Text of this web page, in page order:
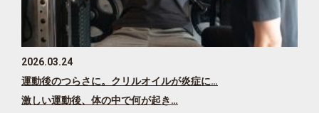
2026.03.24
運動後のつらさに。クリルオイルが炎症に…
激しい運動後、体の中で何が起き…